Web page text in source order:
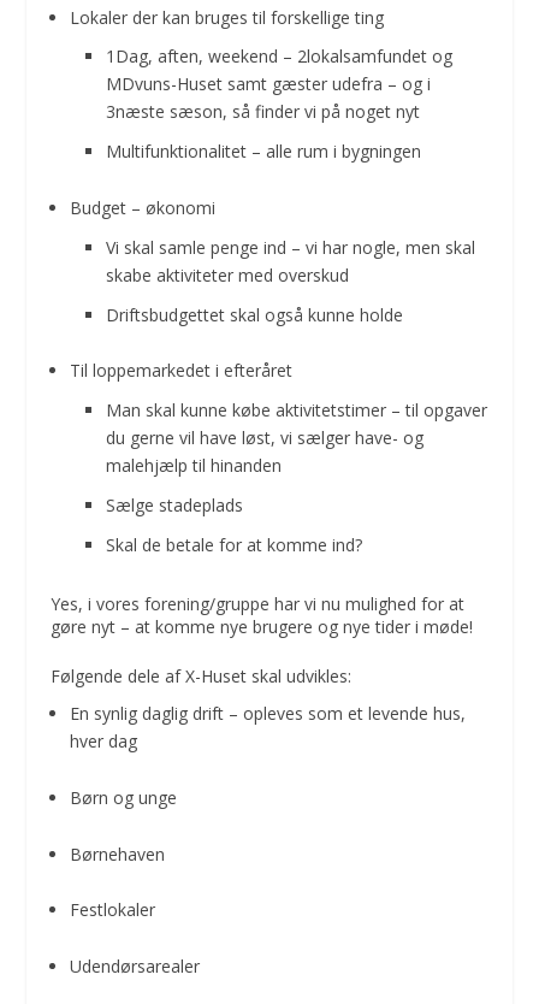
Lokaler der kan bruges til forskellige ting
1Dag, aften, weekend – 2lokalsamfundet og
MDvuns-Huset samt gæster udefra – og i
3næste sæson, så finder vi på noget nyt
Multifunktionalitet – alle rum i bygningen
Budget – økonomi
Vi skal samle penge ind – vi har nogle, men skal
skabe aktiviteter med overskud
Driftsbudgettet skal også kunne holde
Til loppemarkedet i efteråret
Man skal kunne købe aktivitetstimer – til opgaver
du gerne vil have løst, vi sælger have- og
malehjælp til hinanden
Sælge stadeplads
Skal de betale for at komme ind?
Yes, i vores forening/gruppe har vi nu mulighed for at
gøre nyt – at komme nye brugere og nye tider i møde!
Følgende dele af X-Huset skal udvikles:
En synlig daglig drift – opleves som et levende hus,
hver dag
Børn og unge
Børnehaven
Festlokaler
Udendørsarealer